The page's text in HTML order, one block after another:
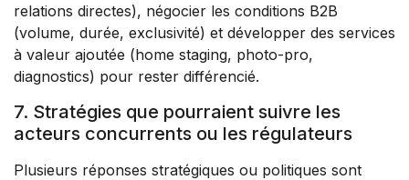
relations directes), négocier les conditions B2B
(volume, durée, exclusivité) et développer des services
à valeur ajoutée (home staging, photo-pro,
diagnostics) pour rester différencié.
7. Stratégies que pourraient suivre les
acteurs concurrents ou les régulateurs
Plusieurs réponses stratégiques ou politiques sont